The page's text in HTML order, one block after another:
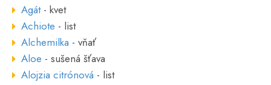
Agát- kvet
Achiote - list
Alchemilka - vňať
Aloe - sušená šťava
Alojzia citrónová - list